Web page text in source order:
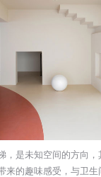
，是未知空间的方向
来的趣味感受，与卫生